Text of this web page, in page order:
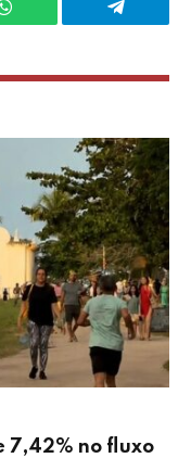
WhatsApp Telegram
7,42% no fluxo